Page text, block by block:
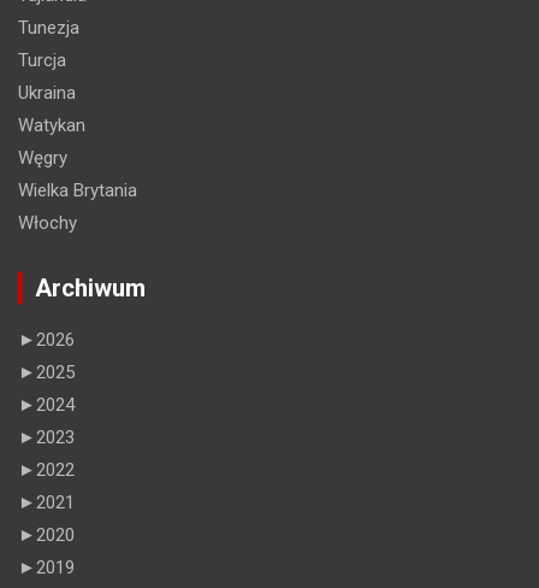
Tunezja
Turcja
Ukraina
Watykan
Węgry
Wielka Brytania
Włochy
Archiwum
►2026
►2025
►2024
►2023
►2022
►2021
►2020
►2019